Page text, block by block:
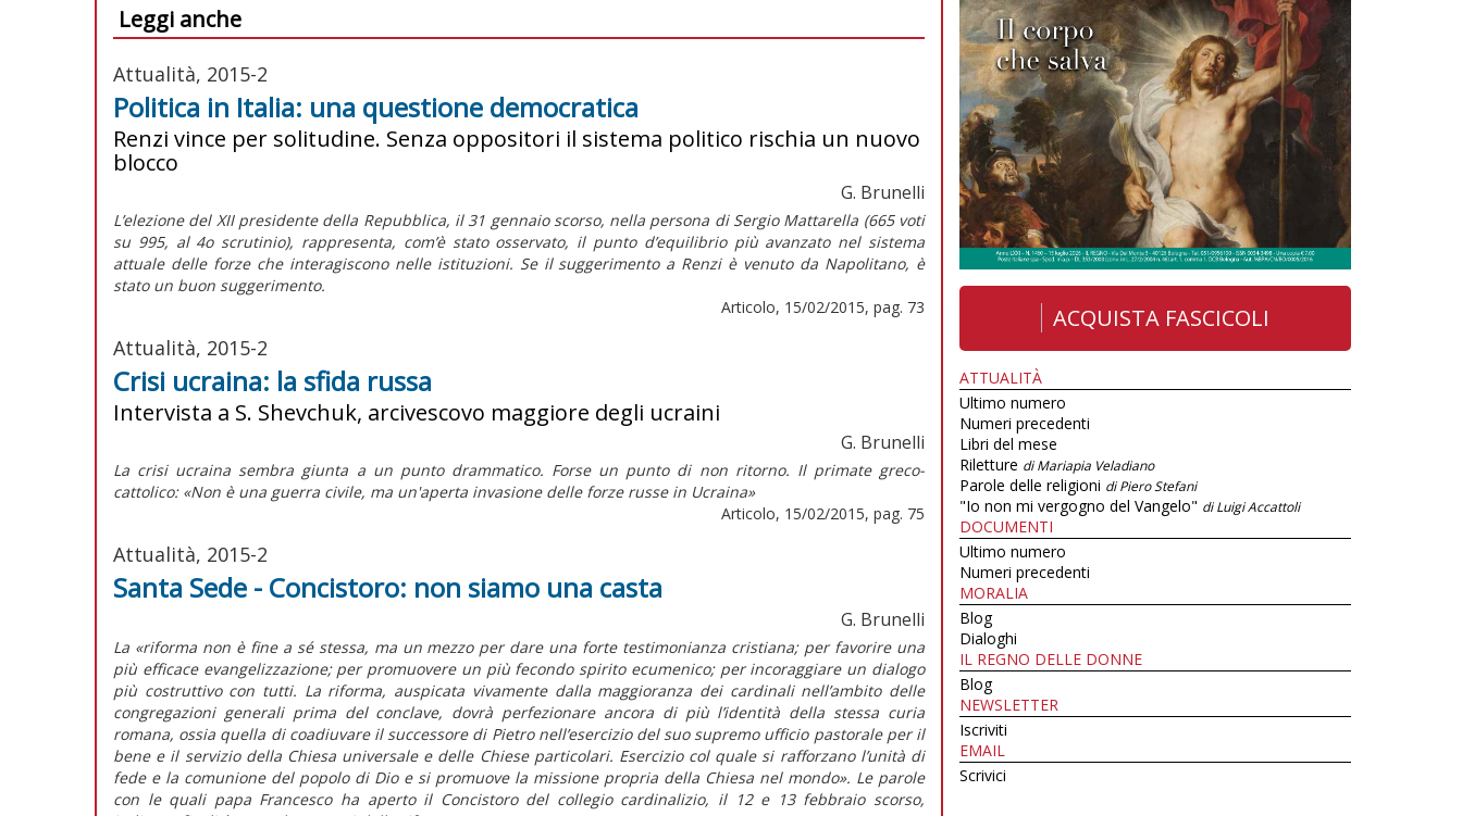
Leggi anche
Attualità, 2015-2
Politica in Italia: una questione democratica
Renzi vince per solitudine. Senza oppositori il sistema politico rischia un nuovo
blocco
G. Brunelli
L’elezione del XII presidente della Repubblica, il 31 gennaio scorso, nella persona di Sergio Mattarella (665 voti
su 995, al 4o scrutinio), rappresenta, com’è stato osservato, il punto d’equilibrio più avanzato nel sistema
attuale delle forze che interagiscono nelle istituzioni. Se il suggerimento a Renzi è venuto da Napolitano, è
stato un buon suggerimento.
Articolo, 15/02/2015, pag. 73
Attualità, 2015-2
Crisi ucraina: la sfida russa
Intervista a S. Shevchuk, arcivescovo maggiore degli ucraini
G. Brunelli
La crisi ucraina sembra giunta a un punto drammatico. Forse un punto di non ritorno. Il primate greco-
cattolico: «Non è una guerra civile, ma un'aperta invasione delle forze russe in Ucraina»
Articolo, 15/02/2015, pag. 75
Attualità, 2015-2
Santa Sede - Concistoro: non siamo una casta
G. Brunelli
La «riforma non è fine a sé stessa, ma un mezzo per dare una forte testimonianza cristiana; per favorire una
più efficace evangelizzazione; per promuovere un più fecondo spirito ecumenico; per incoraggiare un dialogo
più costruttivo con tutti. La riforma, auspicata vivamente dalla maggioranza dei cardinali nell’ambito delle
congregazioni generali prima del conclave, dovrà perfezionare ancora di più l’identità della stessa curia
romana, ossia quella di coadiuvare il successore di Pietro nell’esercizio del suo supremo ufficio pastorale per il
bene e il servizio della Chiesa universale e delle Chiese particolari. Esercizio col quale si rafforzano l’unità di
fede e la comunione del popolo di Dio e si promuove la missione propria della Chiesa nel mondo». Le parole
con le quali papa Francesco ha aperto il Concistoro del collegio cardinalizio, il 12 e 13 febbraio scorso,
ACQUISTA FASCICOLI
ATTUALITÀ
Ultimo numero
Numeri precedenti
Libri del mese
Riletture di Mariapia Veladiano
Parole delle religioni di Piero Stefani
"Io non mi vergogno del Vangelo" di Luigi Accattoli
DOCUMENTI
Ultimo numero
Numeri precedenti
MORALIA
Blog
Dialoghi
IL REGNO DELLE DONNE
Blog
NEWSLETTER
Iscriviti
EMAIL
Scrivici